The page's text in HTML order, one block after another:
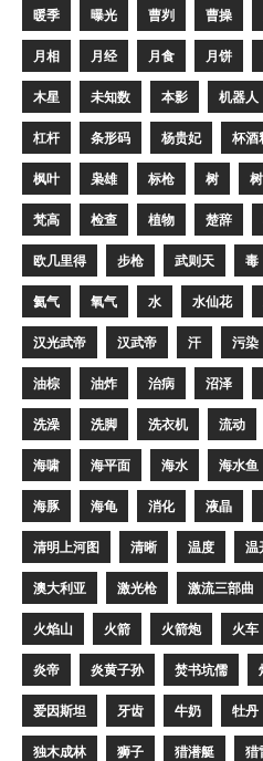
暖季 曝光 曹刿 曹操
月相 月经 月食 月饼
木星 未知数 本影 机器人
杠杆 条形码 杨贵妃 杯酒
枫叶 枭雄 标枪 树
梵高 检查 植物 楚辞
欧几里得 步枪 武则天 毒
氦气 氧气 水 水仙花
汉光武帝 汉武帝 汗 污染
油棕 油炸 治病 沼泽
洗澡 洗脚 洗衣机 流动
海啸 海平面 海水 海水鱼
海豚 海龟 消化 液晶
清明上河图 清晰 温度 温
澳大利亚 激光枪 激流三部曲
火焰山 火箭 火箭炮 火车
炎帝 炎黄子孙 焚书坑儒
爱因斯坦 牙齿 牛奶 牡丹
独木成林 狮子 猎潜艇 猎